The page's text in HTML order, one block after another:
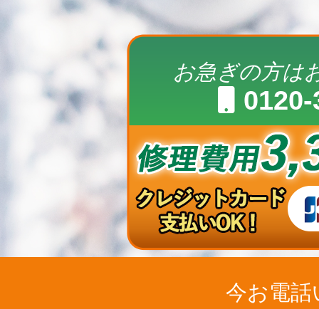
お急ぎの方は
今お電